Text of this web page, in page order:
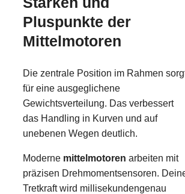
Pluspunkte der
Mittelmotoren
Die zentrale Position im Rahmen
für eine ausgeglichene
Gewichtsverteilung. Das verbessert
das Handling in Kurven und auf
unebenen Wegen deutlich.
Moderne mittelmotoren arbeiten mit
präzisen Drehmomentsensoren.
Tretkraft wird millisekundengenau